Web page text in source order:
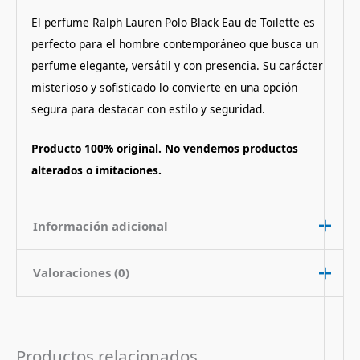
El perfume Ralph Lauren Polo Black Eau de Toilette es
perfecto para el hombre contemporáneo que busca un
perfume elegante, versátil y con presencia. Su carácter
misterioso y sofisticado lo convierte en una opción
segura para destacar con estilo y seguridad.
Producto 100% original. No vendemos productos
alterados o imitaciones.
Información adicional
Contenido
Pais de Origen Francia
Valoraciones (0)